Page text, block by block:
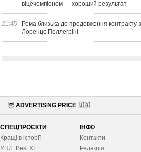
віцечемпіоном — хороший результат
21:45
Рома близька до продовження контракту з
Лоренцо Пеллегріні
🦉 ADVERTISING PRICE 🇺🇦
СПЕЦПРОЄКТИ
Кращі в історії
УПЛ. Best XІ
ІНФО
Контакти
Редакція